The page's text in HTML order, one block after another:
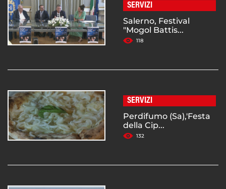
SERVIZI
Salerno, Festival
"Mogol Battis...
118
SERVIZI
Perdifumo (Sa),'Festa
della Cip...
132